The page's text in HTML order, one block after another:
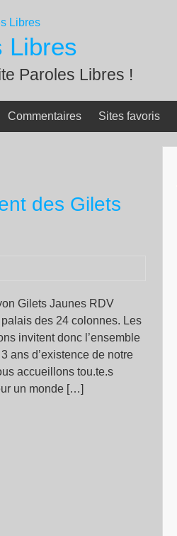
Libres
Paroles Libres !
Commentaires Sites favoris
des Gilets
Gilets Jaunes RDV
des 24 colonnes. Les
invitent donc l’ensemble
ans d’existence de notre
accueillons tou.te.s
un monde […]